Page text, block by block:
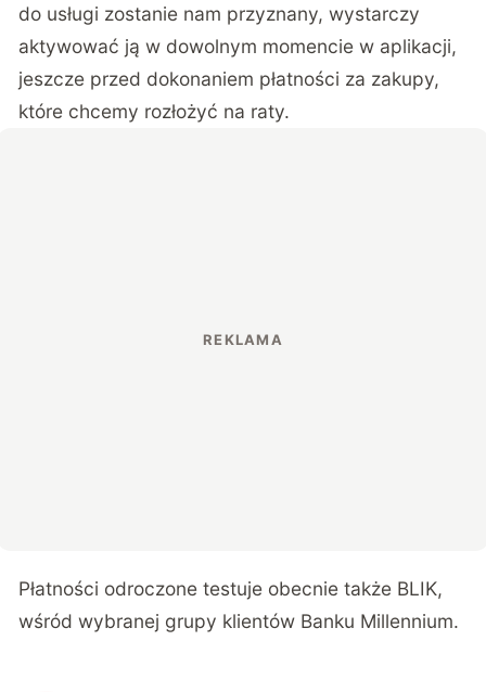
do usługi zostanie nam przyznany, wystarczy
aktywować ją w dowolnym momencie w aplikacji,
jeszcze przed dokonaniem płatności za zakupy,
które chcemy rozłożyć na raty.
Płatności odroczone testuje obecnie także BLIK,
wśród wybranej grupy klientów Banku Millennium.